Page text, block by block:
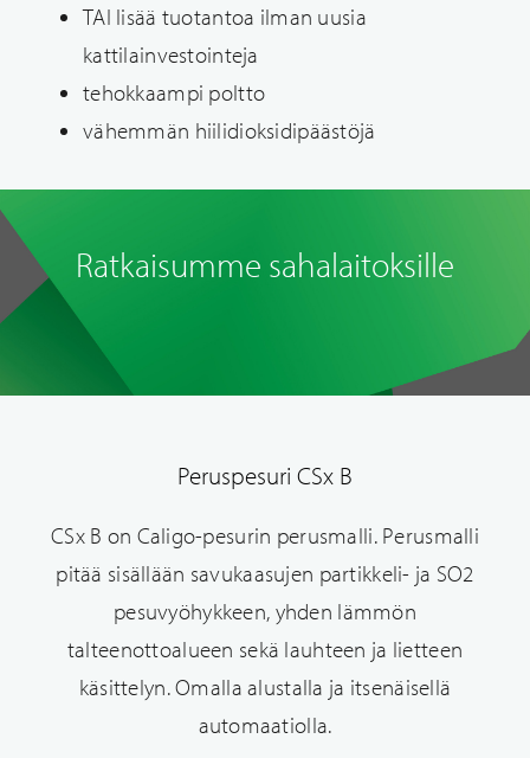
TAI lisää tuotantoa ilman uusia
kattilainvestointeja
tehokkaampi poltto
vähemmän hiilidioksidipäästöjä
Ratkaisumme sahalaitoksille
Peruspesuri CSx B
CSx B on Caligo-pesurin perusmalli. Perusmalli
pitää sisällään savukaasujen partikkeli- ja SO2
pesuvyöhykkeen, yhden lämmön
talteenottoalueen sekä lauhteen ja lietteen
käsittelyn. Omalla alustalla ja itsenäisellä
automaatiolla.